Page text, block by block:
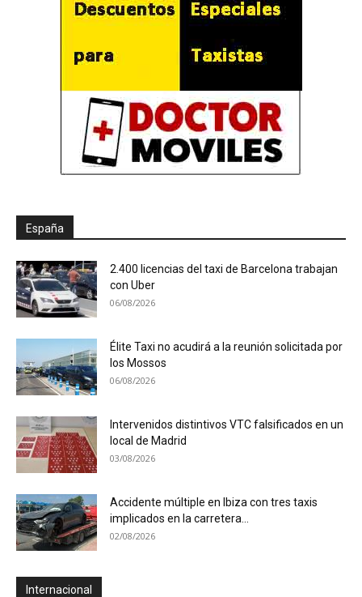
España
2.400 licencias del taxi de Barcelona trabajan
con Uber
06/08/2026
Élite Taxi no acudirá a la reunión solicitada por
los Mossos
06/08/2026
Intervenidos distintivos VTC falsificados en un
local de Madrid
03/08/2026
Accidente múltiple en Ibiza con tres taxis
implicados en la carretera...
02/08/2026
Internacional